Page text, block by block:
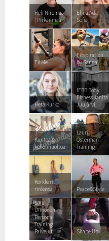
Heli Niromaa
| Pirkanmaa
Elina Ada
Sofia
FitMe
Fitspiration
by Sanna
Heta Kurko
IFBB Body
Fitness Janita
Juujärvi
Kuntoa &
kehonhuoltoa
Lauri
Österman
Training
Korkkarit
rinkassa
Peace&Style
Sara
Uimonen
Personal
Training
Palvelut
Shape Up